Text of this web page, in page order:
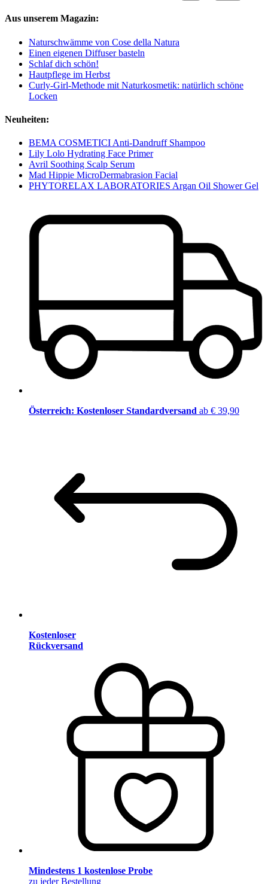
Aus unserem Magazin:
Naturschwämme von Cose della Natura
Einen eigenen Diffuser basteln
Schlaf dich schön!
Hautpflege im Herbst
Curly-Girl-Methode mit Naturkosmetik: natürlich schöne
Locken
Neuheiten:
BEMA COSMETICI Anti-Dandruff Shampoo
Lily Lolo Hydrating Face Primer
Avril Soothing Scalp Serum
Mad Hippie MicroDermabrasion Facial
PHYTORELAX LABORATORIES Argan Oil Shower Gel
Österreich: Kostenloser Standardversand ab € 39,90
Kostenloser
Rückversand
Mindestens 1 kostenlose Probe
zu jeder Bestellung